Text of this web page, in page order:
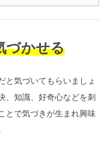
づかせる
と気づいてもらいましょ
、知識、好奇心などを刺
とで気づきが生まれ興味